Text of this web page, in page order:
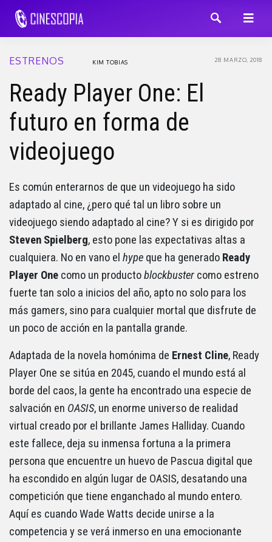
ESTRENOS 28 MARZO, 2018
KIM TOBIAS
Ready Player One: El
futuro en forma de
videojuego
Es común enterarnos de que un videojuego ha sido
adaptado al cine, ¿pero qué tal un libro sobre un
videojuego siendo adaptado al cine? Y si es dirigido por
Steven Spielberg, esto pone las expectativas altas a
cualquiera. No en vano el hype que ha generado Ready
Player One como un productoblockbuster como estreno
fuerte tan solo a inicios del año, apto no solo para los
más gamers, sino para cualquier mortal que disfrute de
un poco de acción en la pantalla grande.
Adaptada de la novela homónima de Ernest Cline, Ready
Player One se sitúa en 2045, cuando el mundo está al
borde del caos, la gente ha encontrado una especie de
salvación en OASIS, un enorme universo de realidad
virtual creado por el brillante James Halliday. Cuando
este fallece, deja su inmensa fortuna a la primera
persona que encuentre un huevo de Pascua digital que
ha escondido en algún lugar de OASIS, desatando una
competición que tiene enganchado al mundo entero.
Aquí es cuando Wade Watts decide unirse a la
competencia y se verá inmerso en una emocionante